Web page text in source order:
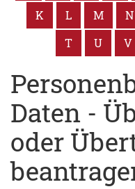
K
L M N
T
U V
Daten -
oder